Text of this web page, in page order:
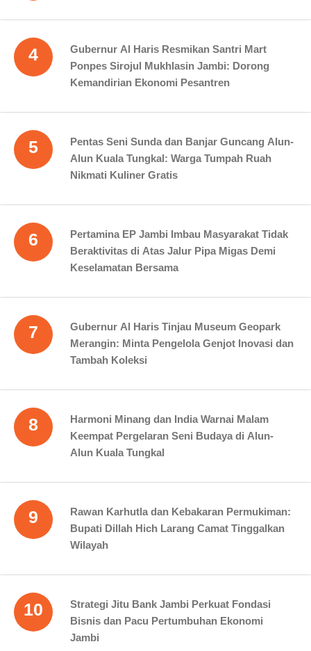
4
Gubernur Al Haris Resmikan Santri Mart
Ponpes Sirojul Mukhlasin Jambi: Dorong
Kemandirian Ekonomi Pesantren
5
Pentas Seni Sunda dan Banjar Guncang Alun-
Alun Kuala Tungkal: Warga Tumpah Ruah
Nikmati Kuliner Gratis
6
Pertamina EP Jambi Imbau Masyarakat Tidak
Beraktivitas di Atas Jalur Pipa Migas Demi
Keselamatan Bersama
7
Gubernur Al Haris Tinjau Museum Geopark
Merangin: Minta Pengelola Genjot Inovasi dan
Tambah Koleksi
8
Harmoni Minang dan India Warnai Malam
Keempat Pergelaran Seni Budaya di Alun-
Alun Kuala Tungkal
9
Rawan Karhutla dan Kebakaran Permukiman:
Bupati Dillah Hich Larang Camat Tinggalkan
Wilayah
10
Strategi Jitu Bank Jambi Perkuat Fondasi
Bisnis dan Pacu Pertumbuhan Ekonomi
Jambi